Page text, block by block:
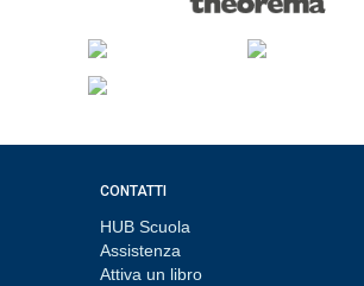
CONTATTI
HUB Scuola
Assistenza
Attiva un libro